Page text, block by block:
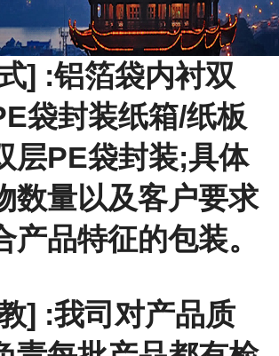
] :铝箔袋内衬双
袋封装纸箱/纸板
层PE袋封装;具体
数量以及客户要求
产品特征的包装。
] :我司对产品质